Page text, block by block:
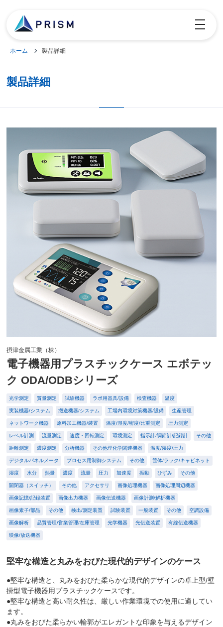
toggle
ホーム 製品詳細
製品詳細
摂津金属工業（株）
電子機器用プラスチックケース エボテッ
ク ODA/ODBシリーズ
光学測定 質量測定 試験機器 ラボ用器具/設備 検査機器 温度
実装機器/システム 搬送機器/システム 工場内環境対策機器/設備 生産管理
ネットワーク機器 原料加工機器/装置 温度/湿度/密度/比重測定 圧力測定
レベル計測 流量測定 速度・回転測定 環境測定 指示計/調節計/記録計 その他
距離測定 濃度測定 分析機器 その他理化学関連機器 温度/湿度/圧力
デジタルパネルメータ プロセス用制御システム その他 筺体/ラック/キャビネット
湿度 水分 熱量 濃度 流量 圧力 加速度 振動 ひずみ その他
開閉器（スイッチ） その他 アクセサリ 画像処理機器 画像処理周辺機器
画像記憶/記録装置 画像出力機器 画像伝送機器 画像計測/解析機器
画像素子/部品 その他 検出/測定装置 試験装置 一般装置 その他 空調設備
画像解析 品質管理/営業管理/在庫管理 光学機器 光伝送装置 有線伝送機器
映像/放送機器
堅牢な構造と丸みをおびた現代的デザインのケース
●堅牢な構造と、丸みをおびた柔らかな現代的デザインの卓上型/壁
掛型電子機器用プラスチックケースです。
●堅牢な構造と高い耐久性は、厳しい作業環境での使用に適してい
ます。
●丸みをおびた柔らかい輪郭がエレガントな印象を与えるデザイン